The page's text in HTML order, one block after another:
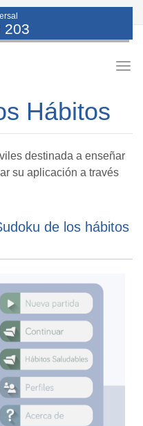
203
Hábitos
destinada a enseñar
su aplicación a través
de los hábitos